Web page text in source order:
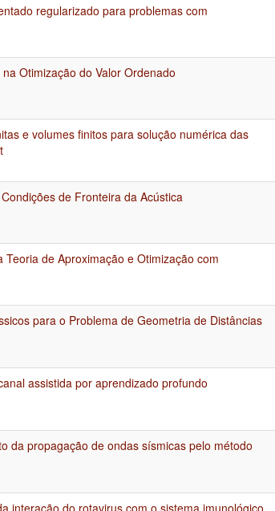
regularizado para problemas com
Otimização do Valor Ordenado
e volumes finitos para solução numérica das
de Fronteira da Acústica
Teoria de Aproximação e Otimização com
para o Problema de Geometria de Distâncias
assistida por aprendizado profundo
da propagação de ondas sísmicas pelo método
interação do rotavirus com o sistema imunológico